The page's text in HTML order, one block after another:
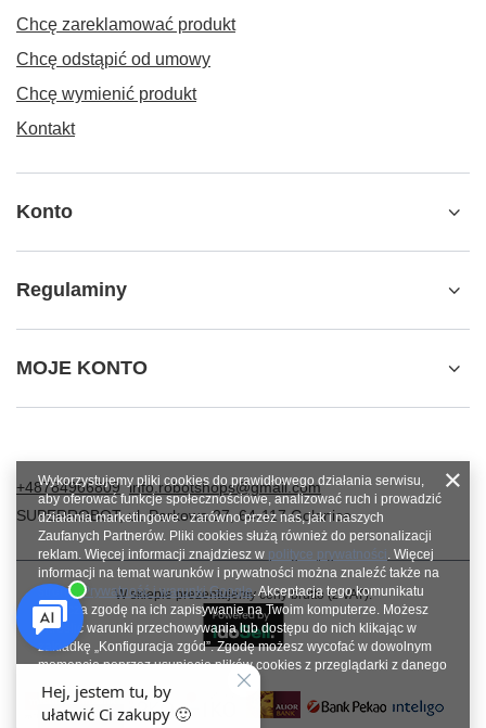
Chcę zareklamować produkt
Chcę odstąpić od umowy
Chcę wymienić produkt
Kontakt
Konto
Regulaminy
MOJE KONTO
+48784966809 info.robotshops@gmail.com
SUPERROBOT,ul. Parkowa 27,64-117Gołanice
W sklepie prezentujemy ceny brutto (z VAT).
Wykorzystujemy pliki cookies do prawidłowego działania serwisu,
aby oferować funkcje społecznościowe, analizować ruch i prowadzić
działania marketingowe - zarówno przez nas, jak i naszych
Zaufanych Partnerów. Pliki cookies służą również do personalizacji
reklam. Więcej informacji znajdziesz w polityce prywatności. Więcej
informacji na temat warunków i prywatności można znaleźć także na
stronie Prywatność i warunki Google. Akceptacja tego komunikatu
oznacza zgodę na ich zapisywanie na Twoim komputerze. Możesz
określić warunki przechowywania lub dostępu do nich klikając w
zakładkę „Konfiguracja zgód”. Zgodę możesz wycofać w dowolnym
momencie poprzez usunięcie plików cookies z przeglądarki z danego
urządzenia końcowego.
Zamknij